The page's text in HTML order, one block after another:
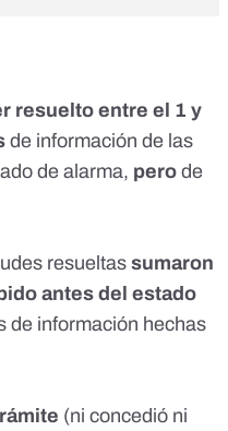
resuelto entre el 1 y
de información de las
de alarma, pero de
resueltas sumaron
antes del estado
de información hechas
(ni concedió ni